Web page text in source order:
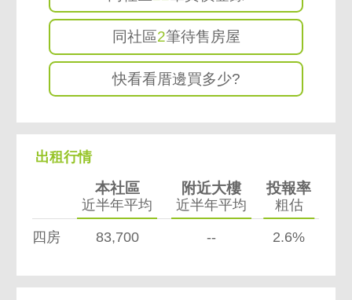
同社區2筆待售房屋
快看看厝邊買多少?
出租行情
本社區
近半年平均
附近大樓
近半年平均
投報率
粗估
四房 83,700 -- 2.6%